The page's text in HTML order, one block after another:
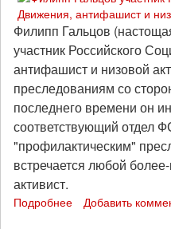
Филипп Гальцов
участник Российского
антифашист и низовой
преследованиям со
последнего времени он
соответствующий отдел
"профилактическим"
встречается любой
активист.
Подробнее Добавить